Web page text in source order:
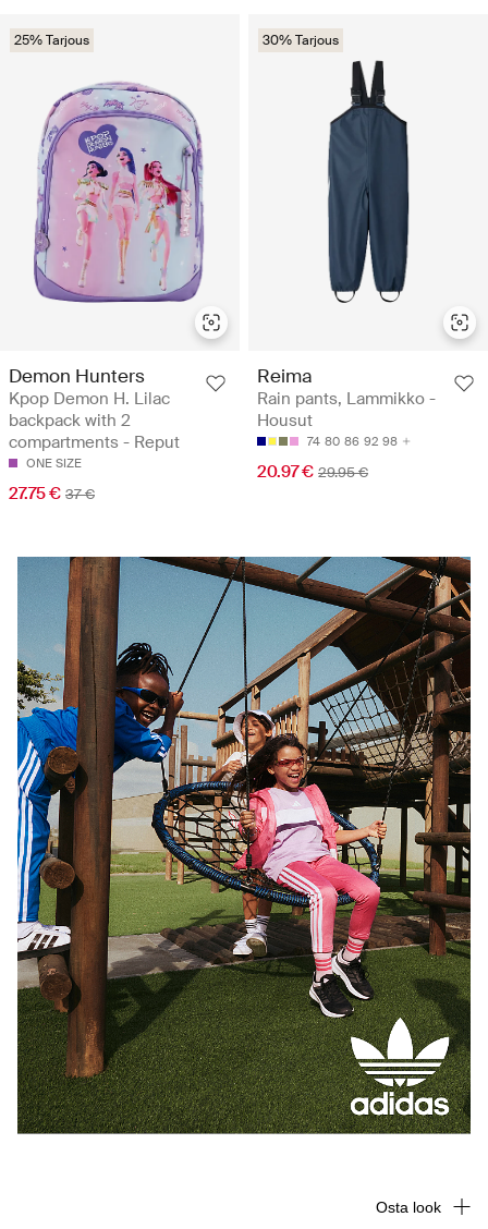
25% Tarjous
Demon Hunters
Kpop Demon H. Lilac
backpack with 2
compartments - Reput
ONE SIZE
27.75 € 37 €
30% Tarjous
Reima
Rain pants, Lammikko -
Housut
74 80 86 92 98
20.97 € 29.95 €
Osta look